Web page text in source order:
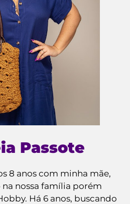
Passote
8 anos com minha mãe,
nossa família porém
Há 6 anos, buscando